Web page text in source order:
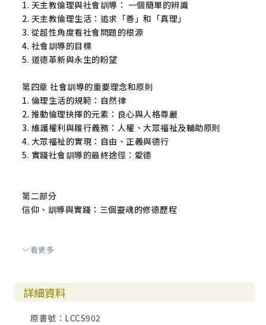
1. 天主教倫理與社會訓導： 一個簡單的辨識
2. 天主教倫理生活：追求「善」和「真理」
3. 從超性角度看社會問題的根源
4. 社會訓導的目標
5. 道德革新與永生的盼望
第四章 社會訓導的重要理念和原則
1. 倫理生活的規範：自然律
2. 推動倫理抉擇的元素：良心與人格尊嚴
3. 維護權利與履行義務：人權、大眾福祉及輔助原則
4. 大眾福祉的實現：自由、正義與德行
5. 實踐社會訓導的最終途徑：愛德
第二部分
信仰、訓導與實踐：三個靈魂的修德歷程
第五章 靈修成長與救贖痛苦
3. 持續一生的掙扎：淨化階段
4. 煉淨之路的開端：認識罪惡與懺悔
看更多
詳細資料
原書號：LCCS902